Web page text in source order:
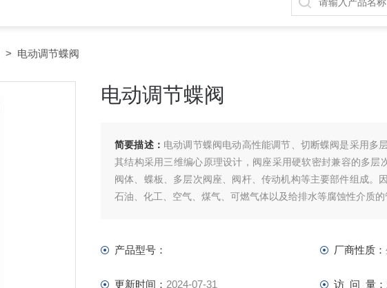
> 电动调节蝶阀
电动调节蝶阀
简要描述： 电动调节蝶阀电动高性能调节、切断蝶阀是采用多
其结构采用三维编心原理设计，阀座采用硬软密封兼容的多层
阀体、蝶板、多层次阀座、阀杆、传动机构等主要部件组成。
石油、化工、空气、煤气、可燃气体以及给排水等腐蚀性介质的
产品型号： 厂商性质：
更新时间： 2024-07-31 访 问 量：